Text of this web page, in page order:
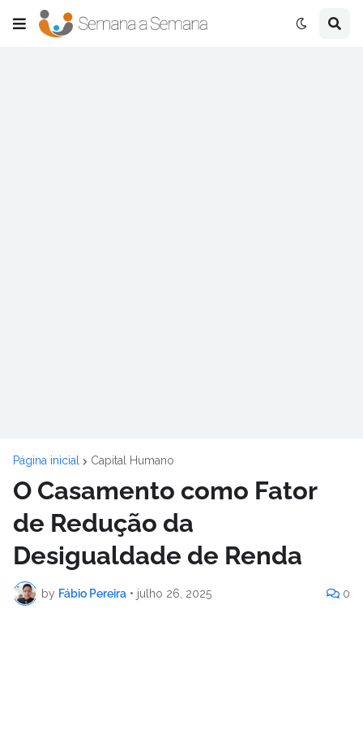
Página inicial Capital Humano
O Casamento como Fator
de Redução da
Desigualdade de Renda
by Fábio Pereira • julho 26, 2025 0